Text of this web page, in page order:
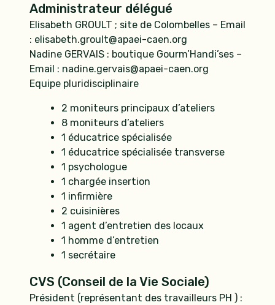
Administrateur délégué
Elisabeth GROULT ; site de Colombelles – Email
: elisabeth.groult@apaei-caen.org
Nadine GERVAIS : boutique Gourm’Handi’ses –
Email : nadine.gervais@apaei-caen.org
Equipe pluridisciplinaire
2 moniteurs principaux d’ateliers
8 moniteurs d’ateliers
1 éducatrice spécialisée
1 éducatrice spécialisée transverse
1 psychologue
1 chargée insertion
1 infirmière
2 cuisinières
1 agent d’entretien des locaux
1 homme d’entretien
1 secrétaire
CVS (Conseil de la Vie Sociale)
Président (représentant des travailleurs PH ) :